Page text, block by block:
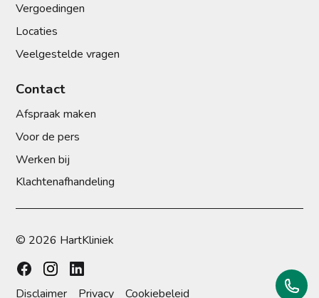
Vergoedingen
Locaties
Veelgestelde vragen
Contact
Afspraak maken
Voor de pers
Werken bij
Klachtenafhandeling
© 2026 HartKliniek
Disclaimer Privacy Cookiebeleid